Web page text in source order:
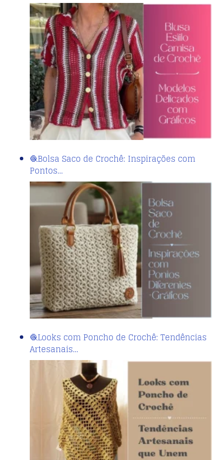
🧶Bolsa Saco de Crochê: Inspirações com
Pontos…
🧶Looks com Poncho de Crochê: Tendências
Artesanais…